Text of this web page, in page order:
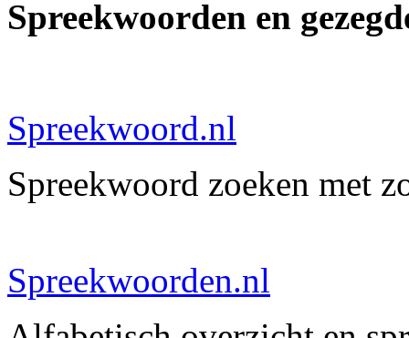
Spreekwoorden en
Spreekwoord.nl
Spreekwoord zoeken met
Spreekwoorden.nl